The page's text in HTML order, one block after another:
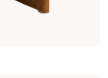
i dessa färger: